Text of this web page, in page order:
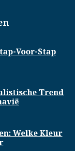
Voor-Stap
Trend
Welke Kleur